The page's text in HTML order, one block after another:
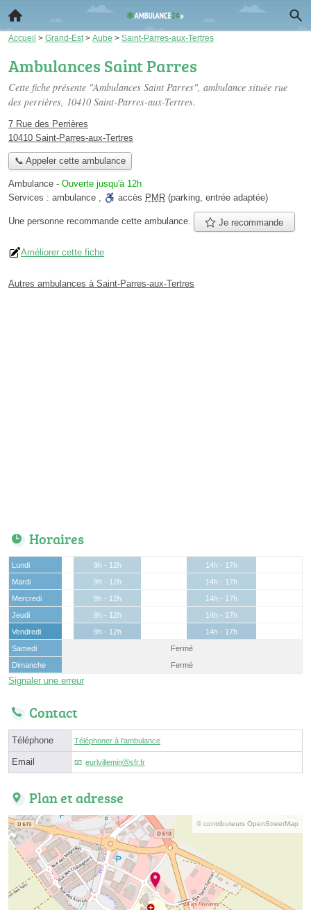
Accueil > Grand-Est > Aube > Saint-Parres-aux-Tertres
Ambulances Saint Parres
Cette fiche présente "Ambulances Saint Parres", ambulance située rue
des perrières, 10410 Saint-Parres-aux-Tertres.
7 Rue des Perrières
10410 Saint-Parres-aux-Tertres
📞 Appeler cette ambulance
Ambulance - Ouverte jusqu'à 12h
Services : ambulance , accès PMR (parking, entrée adaptée)
Une personne recommande cette ambulance. Je recommande
Améliorer cette fiche
Autres ambulances à Saint-Parres-aux-Tertres
Horaires
Lundi 9h - 12h
14h - 17h
Mardi
9h - 12h
14h - 17h
Mercredi
9h - 12h
14h - 17h
Jeudi
9h - 12h
14h - 17h
Vendredi
9h - 12h
14h - 17h
Samedi
Fermé
Dimanche
Fermé
Signaler une erreur
Contact
Téléphone Téléphoner à l'ambulance
Email eurlvilleminⓐsfr.fr
Plan et adresse
© contributeurs OpenStreetMap